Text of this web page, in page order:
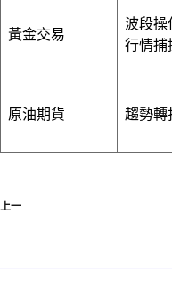
黃金交易
波段操
行情捕
原油期貨 趨勢轉
上一